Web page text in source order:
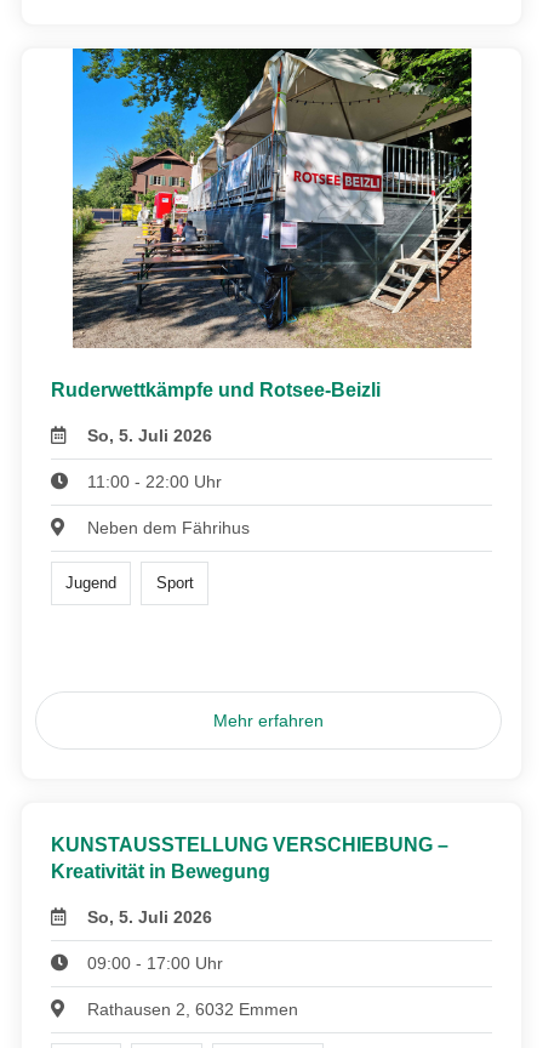
Ruderwettkämpfe und Rotsee-Beizli
So, 5. Juli 2026
11:00 - 22:00 Uhr
Neben dem Fährihus
Jugend Sport
Mehr erfahren
KUNSTAUSSTELLUNG VERSCHIEBUNG –
Kreativität in Bewegung
So, 5. Juli 2026
09:00 - 17:00 Uhr
Rathausen 2, 6032 Emmen